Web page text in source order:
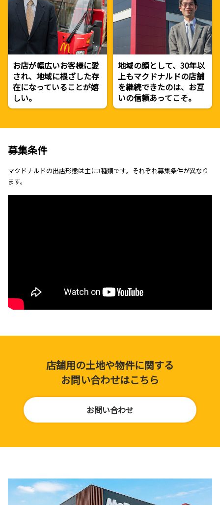
お店が幅広いお客様に愛
され、地域に根ざした存
在になっていることが嬉
しい。
地域の顔として、30年以
上もマクドナルドの店舗
を継続できたのは、お互
いの信頼あってこそ。
募集条件
マクドナルドの出店形態は主に3種類です。それぞれ募集条件が異なり
ます。
店舗用の土地や物件に関する
お問い合わせはこちら
お問い合わせ